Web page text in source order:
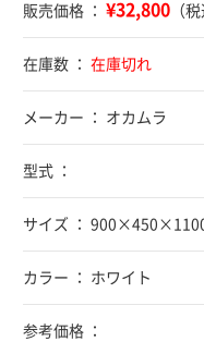
販売価格 ： ¥32,800 （
在庫数 ： 在庫切れ
メーカー ： オカムラ
型式 ：
サイズ ：
カラー ： ホワイト
参考価格 ：